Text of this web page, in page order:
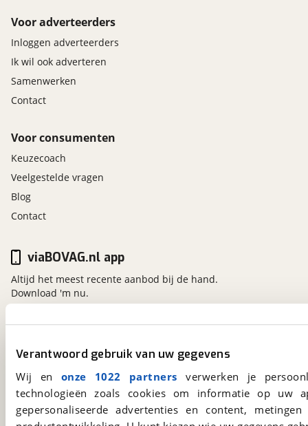
Verantwoord gebruik van uw gegevens
Wij en onze 1022 partners verwerken je
technologieën zoals cookies om informatie op
gepersonaliseerde advertenties en content,
Voor adverteerders
Inloggen adverteerders
Ik wil ook adverteren
Samenwerken
Contact
Voor consumenten
Keuzecoach
Veelgestelde vragen
Blog
Contact
viaBOVAG.nl
3981 AJ
Bunnik
Een initiatief van
BOVAG
viaBOVAG.nl app
Altijd het meest recente aanbod bij de hand.
Download 'm nu.